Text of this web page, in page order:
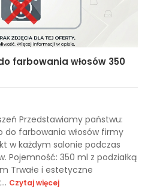
farbowania włosów 350
Przedstawiamy państwu:
do farbowania włosów firmy
w każdym salonie podczas
Pojemność: 350 ml z podziałką
Trwałe i estetyczne
Czytaj więcej